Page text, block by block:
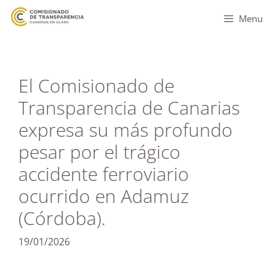
Menu
El Comisionado de
Transparencia de Canarias
expresa su más profundo
pesar por el trágico
accidente ferroviario
ocurrido en Adamuz
(Córdoba).
19/01/2026